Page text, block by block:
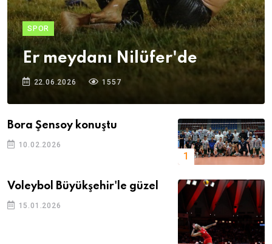
SPOR
Er meydanı Nilüfer'de
22.06.2026 1557
Bora Şensoy konuştu
10.02.2026
Voleybol Büyükşehir'le güzel
15.01.2026